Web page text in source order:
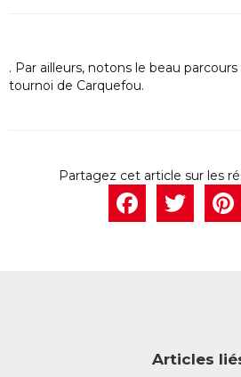
. Par ailleurs, notons le beau
tournoi de Carquefou.
Articles